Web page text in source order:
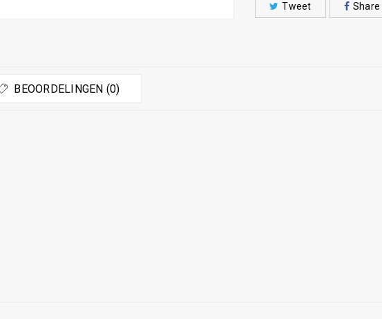
Tweet Share
BEOORDELINGEN (0)